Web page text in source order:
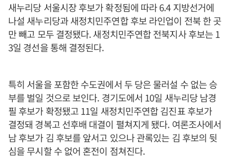
새누리당 서울시장 후보가 확정됨에 따라 6.4 지방선거에
나설 새누리당과 새정치민주연합 후보 라인업이 전북 한 곳
만 빼고 모두 결정됐다. 새정치민주연합 전북지사 후보는 1
3일 경선을 통해 결정된다.
특히 서울을 포함한 수도권에서 두 당은 물러설 수 없는 승
부를 벌일 것으로 보인다. 경기도에서 10일 새누리당 남경
필 후보가 확정됐고 11일 새정치민주연합 김진표 후보가
결정돼 경복고 선후배 대결이 펼쳐지게 됐다. 여론조사에서
남 후보가 김 후보를 앞서고 있으나 관록있는 김 후보의 뒷
심을 무시할 수 없어 혼전이 점쳐진다.